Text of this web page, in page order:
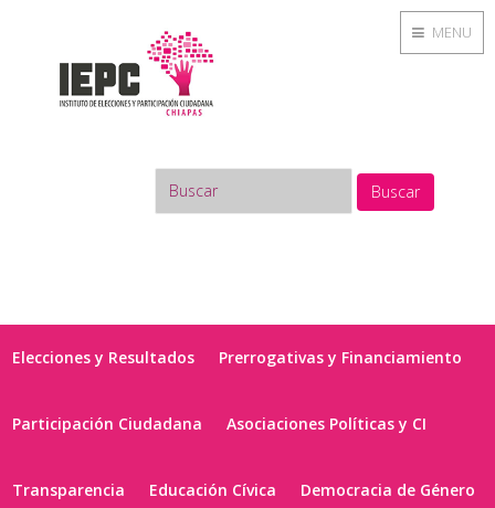
Buscar
Elecciones y Resultados Prerrogativas y Financiamiento
Participación Ciudadana Asociaciones Políticas y CI
Transparencia Educación Cívica Democracia de Género
MENU